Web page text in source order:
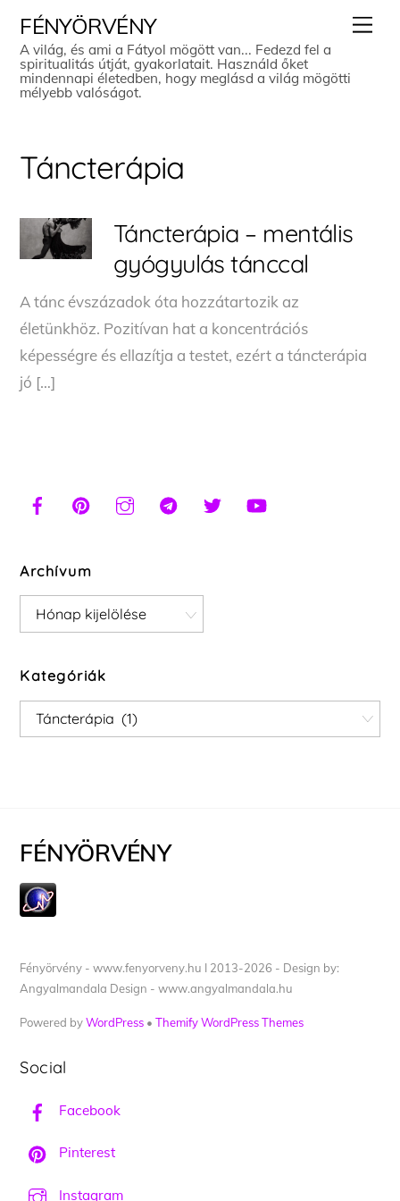
content
FÉNYÖRVÉNY
A világ, és ami a Fátyol mögött van... Fedezd fel a
spiritualitás útját, gyakorlatait. Használd őket
mindennapi életedben, hogy meglásd a világ mögötti
mélyebb valóságot.
Táncterápia
Táncterápia – mentális
gyógyulás tánccal
A tánc évszázadok óta hozzátartozik az
életünkhöz. Pozitívan hat a koncentrációs
képességre és ellazítja a testet, ezért a táncterápia
jó […]
Archívum
Archívum
Kategóriák
Kategóriák
FÉNYÖRVÉNY
Fényörvény - www.fenyorveny.hu I 2013-2026 - Design by:
Angyalmandala Design - www.angyalmandala.hu
Powered byWordPress •Themify WordPress Themes
Social
Facebook
Pinterest
Instagram